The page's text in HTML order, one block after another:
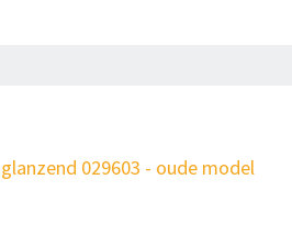
029603 - oude model